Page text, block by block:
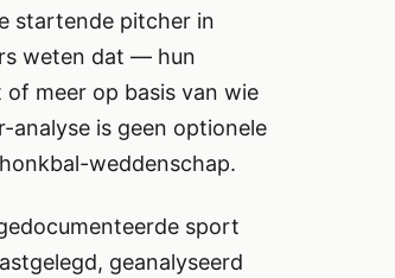
startende pitcher in
weten dat — hun
meer op basis van wie
analyse is geen optionele
weddenschap.
sport
geanalyseerd